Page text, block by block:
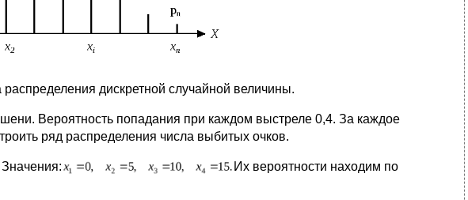
дискретной случайной величины.
Вероятность попадания при каждом выстреле 0,4. За каждое
ряд распределения числа выбитых очков.
Их вероятности находим по